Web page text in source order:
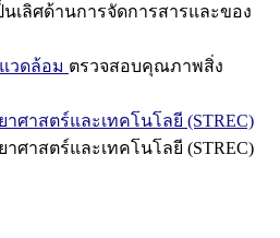
เลิศด้านการจัดการสารและของ
วดล้อม ตรวจสอบคุณภาพสิ่ง
ศาสตร์และเทคโนโลยี (STREC)
ศาสตร์และเทคโนโลยี (STREC)